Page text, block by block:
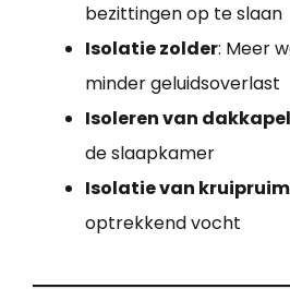
bezittingen op te slaan
Isolatie zolder: Meer
minder geluidsoverlast
Isoleren van dakkapel
de slaapkamer
Isolatie van
optrekkend vocht